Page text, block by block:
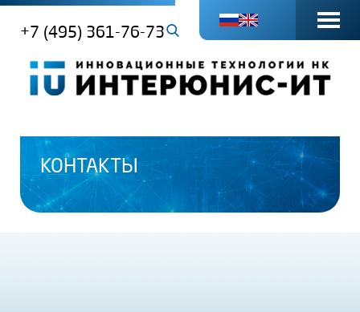
+7 (495) 361-76-73
КОНТАКТЫ